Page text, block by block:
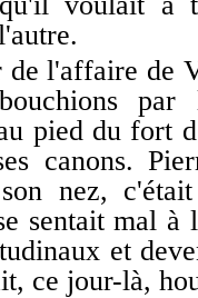
l'affaire de
pied du fort
canons.
nez,
sentait mal à
et
ce jour-là,